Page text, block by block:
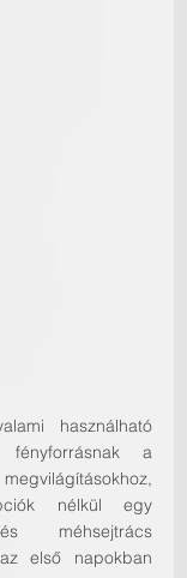
használható
a
nélkül egy
méhsejtrács
első napokban